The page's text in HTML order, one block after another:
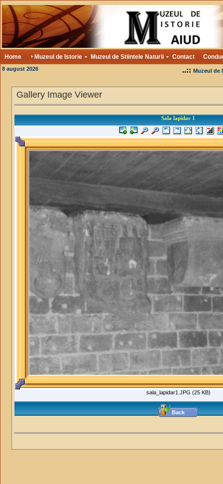
Home Muzeul de Istorie Muzeul de Stiintele Naturii Contact
8 august 2026 ..:: Muzeul de
Gallery Image Viewer
Sala lapidar 1
sala_lapidar1.JPG (25 KB)